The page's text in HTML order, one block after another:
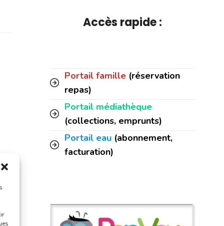
Accès rapide :
Portail famille (réservation
repas)
Portail médiathèque
(collections, emprunts)
Portail eau (abonnement,
facturation)